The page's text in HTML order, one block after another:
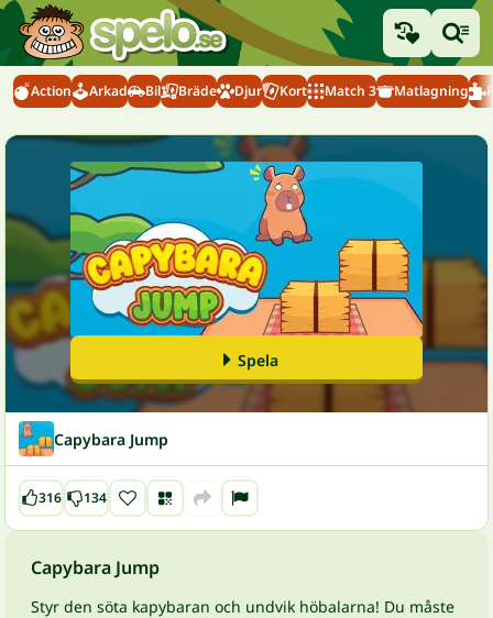
Action Arkad Bil Bräde Djur Kort Match 3 Matlagning
Spela
Capybara Jump
316 134
Capybara Jump
Styr den söta kapybaran och undvik höbalarna! Du måste